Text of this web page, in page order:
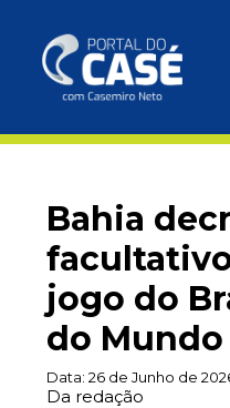
Bahia
jogo do
do Mundo
Data: 26 de Junho de
Da redação